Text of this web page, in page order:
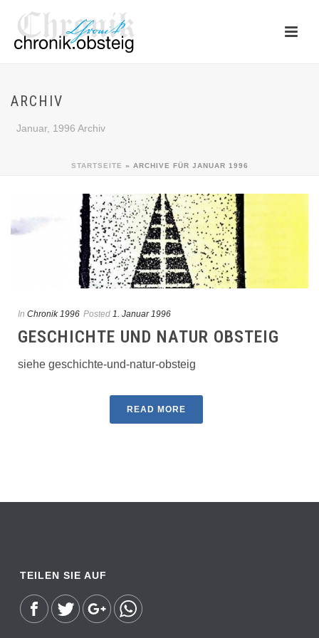
ARCHIV
Januar, 1996 Archiv
STARTSEITE » ARCHIVE FÜR JANUAR 1996
In Chronik 1996 Posted 1. Januar 1996
GESCHICHTE UND NATUR OBSTEIG
siehe geschichte-und-natur-obsteig
READ MORE
TEILEN SIE AUF